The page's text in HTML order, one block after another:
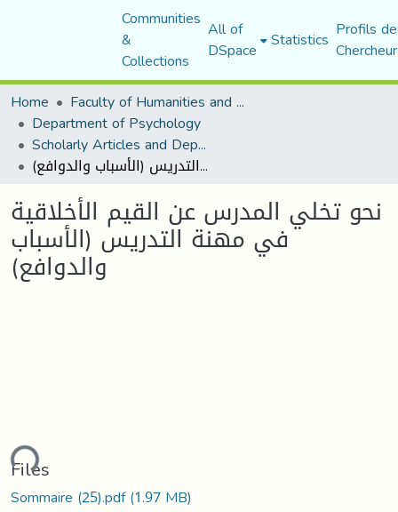
Communities
&
Collections
All of
DSpace Statistics Profils
Home
Faculty of Humanities and Social Sciences
Department of Psychology
Scholarly Articles and Department Publications
نحو تخلي المدرس عن القيم الأخلاقية في مهنة التدريس (الأسباب والدوافع)
نحو تخلي المدرس عن القيم الأخلاقية
في مهنة التدريس (الأسباب
والدوافع)
Files
Sommaire (25).pdf(1.97 MB)